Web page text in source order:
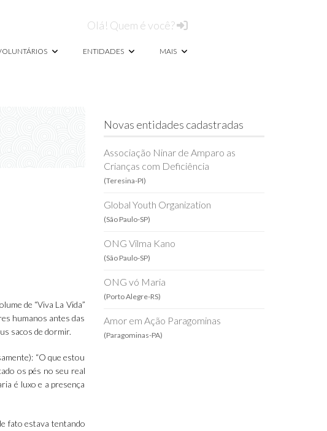
Olá! Quem é você?
ENTIDADES MAIS
de “Viva La Vida”
humanos antes das
sacos de dormir.
“O que estou
os pés no seu real
é luxo e a presença
fato estava tentando
Novas entidades cadastradas
Associação Ninar de Amparo as
Crianças com Deficiência
(Teresina-PI)
Global Youth Organization
(São Paulo-SP)
ONG Vilma Kano
(São Paulo-SP)
ONG vó Maria
(Porto Alegre-RS)
Amor em Ação Paragominas
(Paragominas-PA)